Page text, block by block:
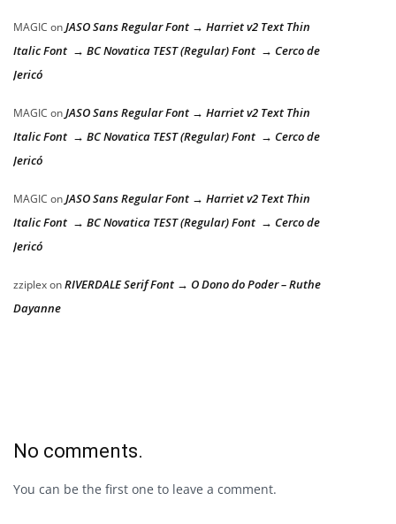
MAGIC onJASO Sans Regular Font → Harriet v2 Text Thin
Italic Font → BC Novatica TEST (Regular) Font → Cerco de
Jericó
MAGIC onJASO Sans Regular Font → Harriet v2 Text Thin
Italic Font → BC Novatica TEST (Regular) Font → Cerco de
Jericó
MAGIC onJASO Sans Regular Font → Harriet v2 Text Thin
Italic Font → BC Novatica TEST (Regular) Font → Cerco de
Jericó
zziplexonRIVERDALE Serif Font → O Dono do Poder – Ruthe
Dayanne
No comments.
You can be the first one to leave a comment.